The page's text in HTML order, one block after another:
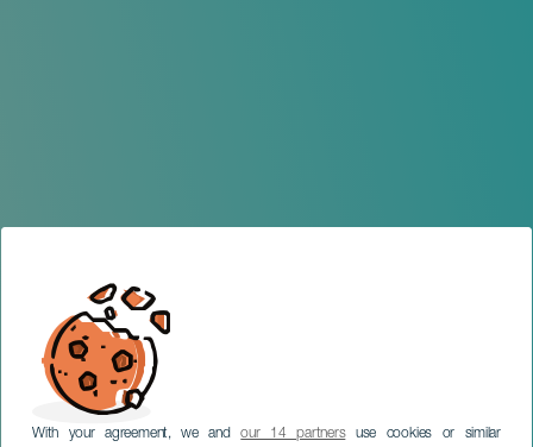
With your agreement, we andour 14 partnersuse cookies or similar